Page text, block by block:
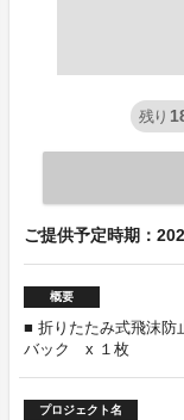
残り
ご提供予定時期：
概要
■ 折りたたみ式飛沫防
バック x １枚
プロジェクト名